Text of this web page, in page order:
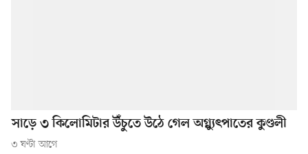
সাড়ে ৩ কিলোমিটার উঁচুতে উঠে গেল অগ্ন্যুৎপাতের কুণ্ডলী
৩ ঘণ্টা আগে